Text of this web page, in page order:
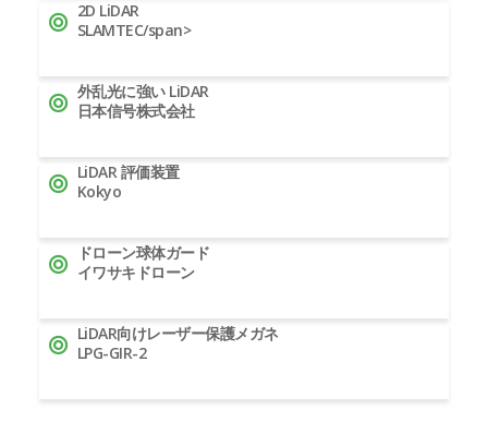
2D LiDAR
SLAMTEC/span>
外乱光に強い LiDAR
日本信号株式会社
LiDAR 評価装置
Kokyo
ドローン球体ガード
イワサキドローン
LiDAR向けレーザー保護メガネ
LPG-GIR-2